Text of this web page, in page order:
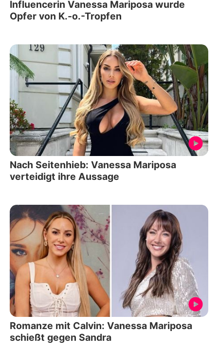
Influencerin Vanessa Mariposa wurde
Opfer von K.-o.-Trop­fen
Nach Seitenhieb: Vanessa Mariposa
verteidigt ihre Aussage
Romanze mit Calvin: Vanessa Mariposa
schießt gegen Sandra